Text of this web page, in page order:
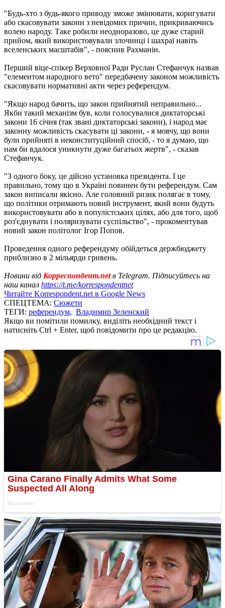
"Будь-хто з будь-якого приводу зможе змінювати, коригувати
або скасовувати закони з невідомих причин, прикриваючись
волею народу. Таке робили неодноразово, це дуже старий
прийом, який використовували злочинці і шахраї навіть
вселенських масштабів", - пояснив Рахманін.
Перший віце-спікер Верховної Ради Руслан Стефанчук назвав
"елементом народного вето" передбачену законом можливість
скасовувати нормативні акти через референдум.
"Якщо народ бачить, що закон прийнятий неправильно...
Якби такий механізм був, коли голосувалися диктаторські
закони 16 січня (так звані диктаторські закони), і народ має
законну можливість скасувати ці закони, - я мовчу, що вони
були прийняті в неконституційний спосіб, - то я думаю, що
нам би вдалося уникнути дуже багатьох жертв", - сказав
Стефанчук.
"З одного боку, це дійсно установка президента. І це
правильно, тому що в Україні повинен бути референдум. Сам
закон виписали якісно. Але головний ризик полягає в тому,
що політики отримають новий інструмент, який вони будуть
використовувати або в популістських цілях, або для того, щоб
роз'єднувати і поляризувати суспільство", - прокоментував
новий закон політолог Ігор Попов.
Проведення одного референдуму обійдеться держбюджету
приблизно в 2 мільярди гривень.
Новини від Корреспондент.netв Telegram. Підписуйтесь на
наш канал https://t.me/korrespondentnet
Читайте Korrespondent.net в Google News
СПЕЦТЕМА: Сюжети
ТЕГИ: референдум, Владимир Зеленский
Якщо ви помітили помилку, виділіть необхідний текст і
натисніть Ctrl + Enter, щоб повідомити про це редакцію.